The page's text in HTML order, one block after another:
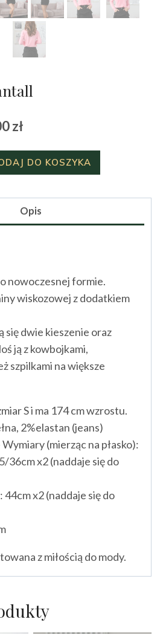
zł
cena
wynosi:
DO KOSZYKA
Opis
nowoczesnej formie.
wiskozowej z dodatkiem
się dwie kieszenie oraz
ją z kowbojkami,
szpilkami na większe
S i ma 174 cm wzrostu.
2%elastan (jeans)
(mierząc na płasko):
36cm x2 (naddaje się do
44cm x2 (naddaje się do
z miłością do mody.